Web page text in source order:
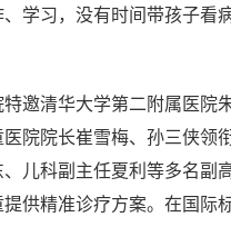
学习，没有时间带孩子看
邀清华大学第二附属医院
院院长崔雪梅、孙三侠领
儿科副主任夏利等多名副
供精准诊疗方案。在国际